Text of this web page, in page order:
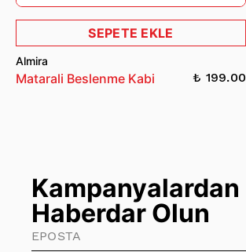
SEPETE EKLE
Almira
Matarali Beslenme Kabi ₺ 199.00
Kampanyalardan
Haberdar Olun